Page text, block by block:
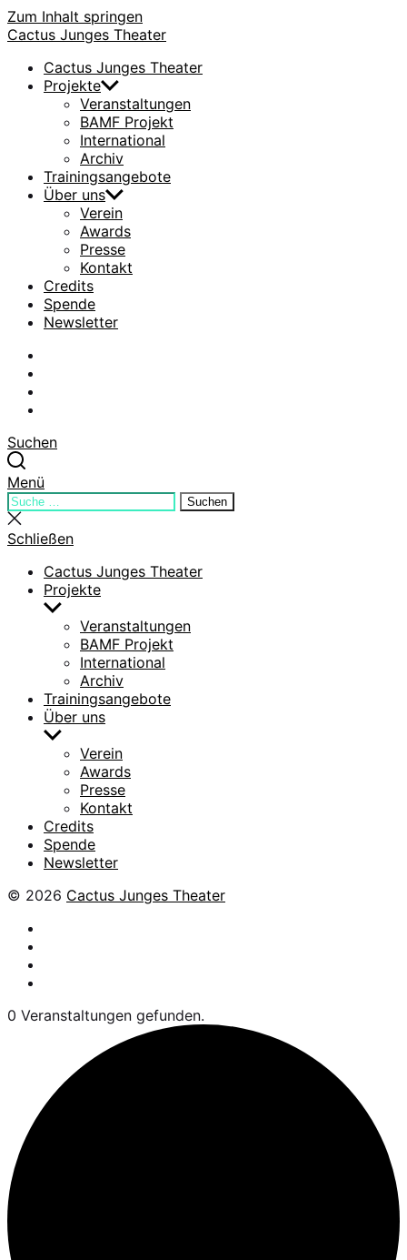
Zum Inhalt springen
Cactus Junges Theater
Cactus Junges Theater
Projekte
Veranstaltungen
BAMF Projekt
International
Archiv
Trainingsangebote
Über uns
Verein
Awards
Presse
Kontakt
Credits
Spende
Newsletter
Suchen
Menü
Suchen
nach:
Suchen
Suche
schließen
Schließen
Cactus Junges Theater
Projekte
Untermenü
anzeigenVeranstaltungen
BAMF Projekt
International
Archiv
Trainingsangebote
Über uns
Untermenü
anzeigen
Verein
Awards
Presse
Kontakt
Credits
Spende
Newsletter
© 2026 Cactus Junges Theater
0 Veranstaltungen gefunden.